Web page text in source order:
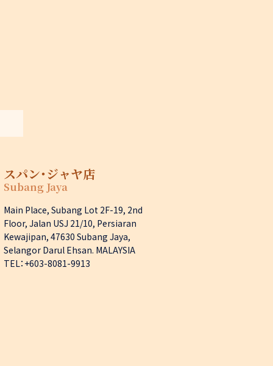
スパン・ジャヤ店
Subang Jaya
Main Place, Subang Lot 2F-19, 2nd
Floor, Jalan USJ 21/10, Persiaran
Kewajipan, 47630 Subang Jaya,
Selangor Darul Ehsan. MALAYSIA
TEL：+603-8081-9913